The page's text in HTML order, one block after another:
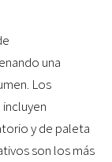
una
Los
y de paleta
son los más